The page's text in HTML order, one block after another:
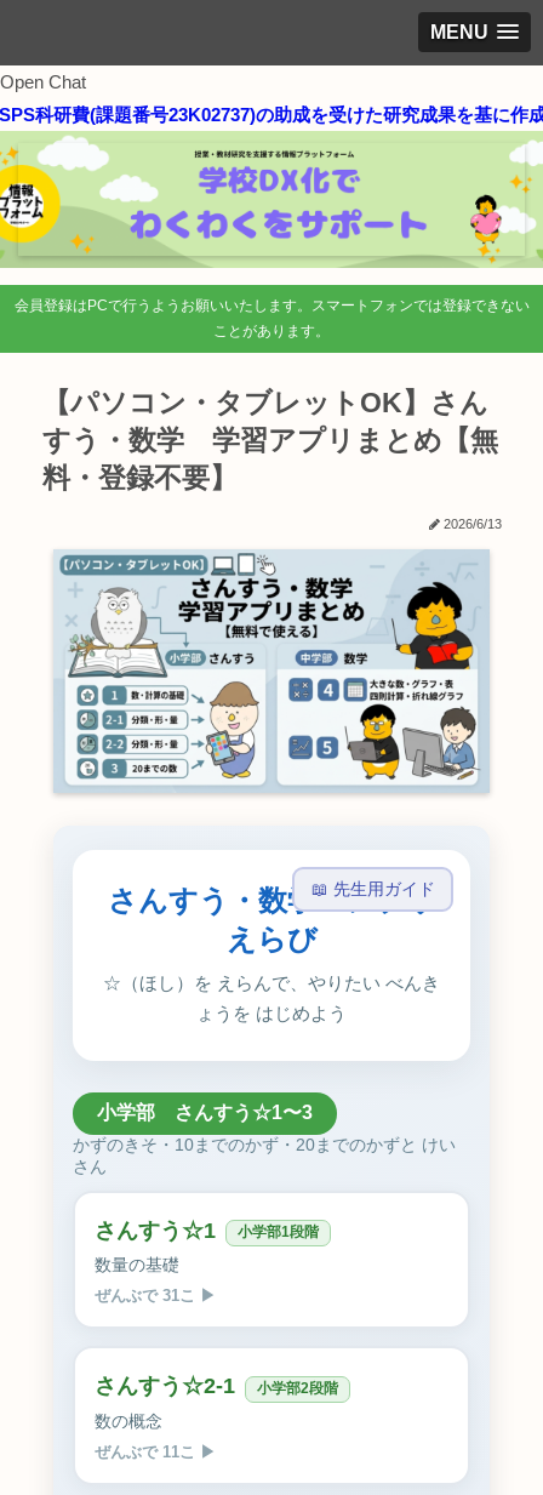
MENU
Open Chat
科研費(課題番号23K02737)の助成を受けた研究成果を基に作成さ
会員登録はPCで行うようお願いいたします。スマートフォンでは登録できない
ことがあります。
【パソコン・タブレットOK】さん
すう・数学 学習アプリまとめ【無
料・登録不要】
2026/6/13